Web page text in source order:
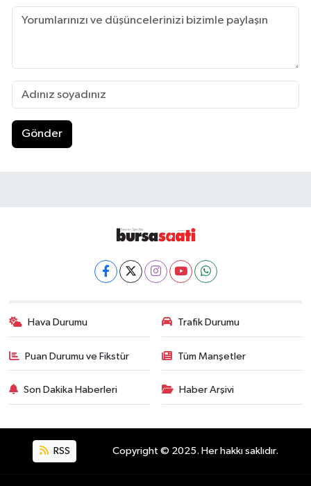
Gönder
Hava Durumu Trafik Durumu
Puan Durumu ve Fikstür Tüm Manşetler
Son Dakika Haberleri Haber Arşivi
RSS Copyright © 2025. Her hakkı saklıdır.